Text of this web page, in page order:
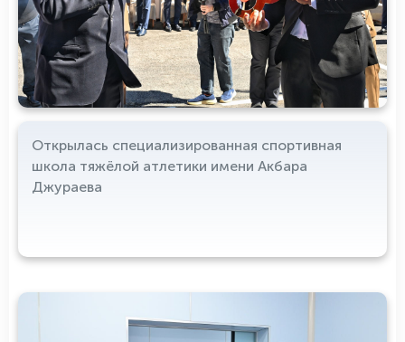
Открылась специализированная спортивная
школа тяжёлой атлетики имени Акбара
Джураева